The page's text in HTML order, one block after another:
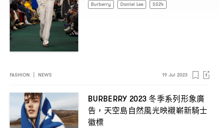
Burberry Daniel Lee SS24
FASHION NEWS 19 Jul 2023
BURBERRY 2023 冬季系列形象廣
告 ， 天空島自然風光映襯嶄新騎士
徽標